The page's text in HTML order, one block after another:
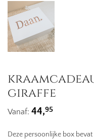
giraffe
Vanaf: 44,95
Deze persoonlijke box